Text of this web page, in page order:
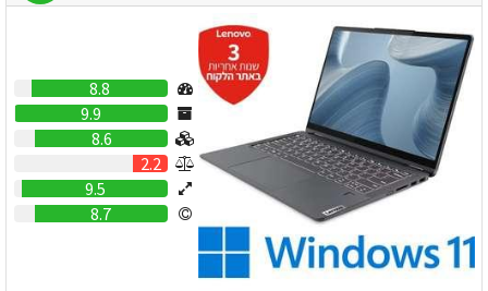
8.8
9.9
8.6
2.2
9.5
8.7